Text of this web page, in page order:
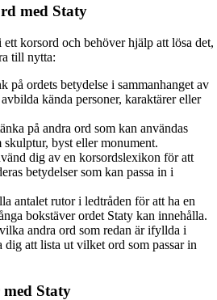
med Staty
korsord och behöver hjälp att lösa det,
till nytta:
på ordets betydelse i sammanhanget av
kända personer, karaktärer eller
på andra ord som kan användas
skulptur, byst eller monument.
dig av en korsordslexikon för att
betydelser som kan passa in i
antalet rutor i ledtråden för att ha en
bokstäver ordet Staty kan innehålla.
andra ord som redan är ifyllda i
dig att lista ut vilket ord som passar in
Staty